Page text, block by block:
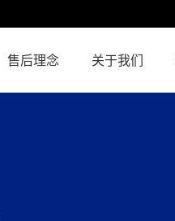
售后理念 关于我们